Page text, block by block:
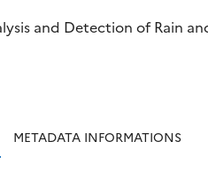
and Detection of Rain
METADATA INFORMATIONS